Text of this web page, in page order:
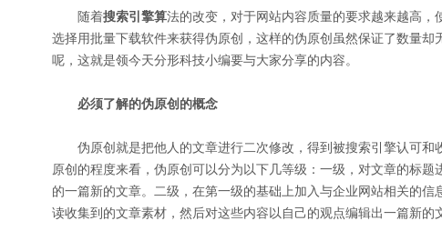
随着搜索引擎算法的改变，对于网站内容质量的要求越来越高
选择用批量下载软件来获得伪原创，这样的伪原创虽然保证了数量
呢，这就是领今天分形科技小编要与大家分享的内容。
必须了解的伪原创的概念
伪原创就是把他人的文章进行二次修改，得到被搜索引擎认可和
原创的程度来看，伪原创可以分为以下几等级：一级，对文章的标
的一篇新的文章。二级，在第一级的基础上加入与企业网站相关的
读收集到的文章素材，然后对这些内容以自己的观点编辑出一篇新的